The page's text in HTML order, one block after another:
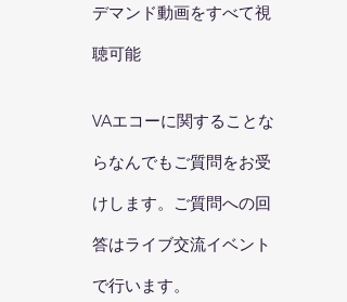
デマンド動画をすべて視
聴可能
VAエコーに関することな
らなんでもご質問をお受
けします。ご質問への回
答はライブ交流イベント
で行います。